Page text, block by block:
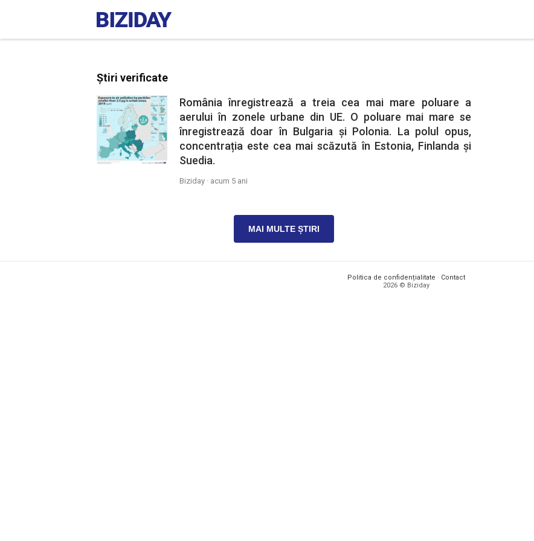
Știri verificate
România înregistrează a treia cea mai mare poluare a
aerului în zonele urbane din UE. O poluare mai mare se
înregistrează doar în Bulgaria și Polonia. La polul opus,
concentrația este cea mai scăzută în Estonia, Finlanda şi
Suedia.
Biziday · acum 5 ani
MAI MULTE ȘTIRI
Politica de confidențialitate · Contact
2026 © Biziday